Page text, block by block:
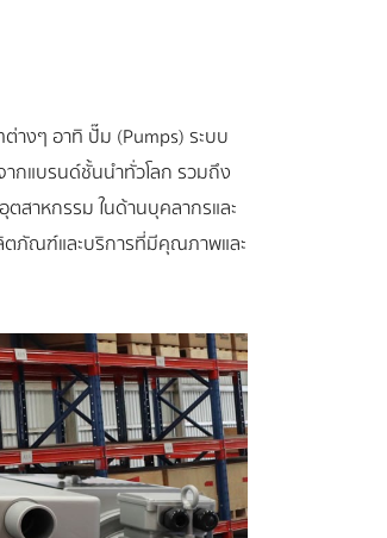
างๆ อาทิ ปั๊ม (Pumps) ระบบ
ากแบรนด์ชั้นนำทั่วโลก รวมถึง
สาหกรรม ในด้านบุคลากรและ
ตภัณฑ์และบริการที่มีคุณภาพและ